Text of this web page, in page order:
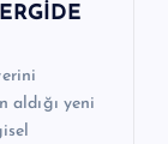
aldığı yeni